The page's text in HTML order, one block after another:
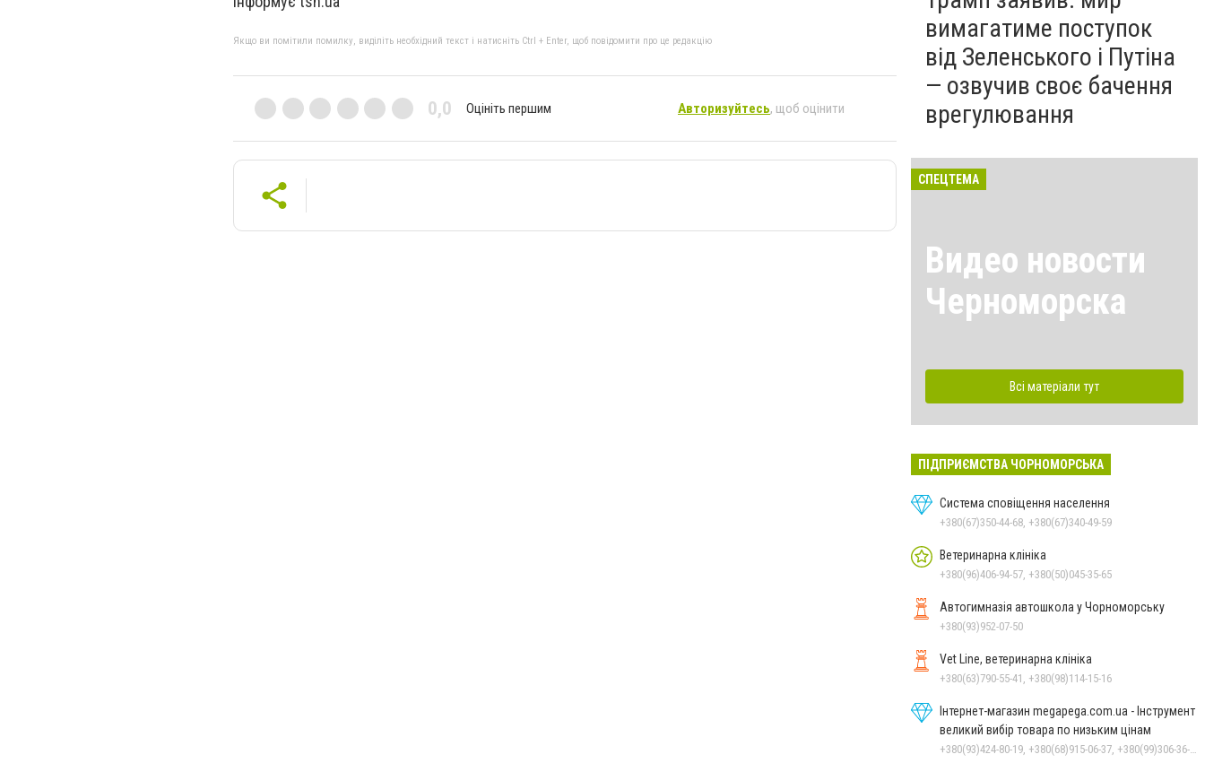
Якщо ви помітили помилку, виділіть необхідний текст і натисніть Ctrl + Enter, щоб повідомити про це редакцію
0,0 Оцініть першим Авторизуйтесь, щоб оцінити
вимагатиме поступок
від Зеленського і Путіна
— озвучив своє бачення
врегулювання
СПЕЦТЕМА
Видео новости
Черноморска
Всі матеріали тут
ПІДПРИЄМСТВА ЧОРНОМОРСЬКА
Система сповіщення населення
+380(67)350-44-68, +380(67)340-49-59
Ветеринарна клініка
+380(96)406-94-57, +380(50)045-35-65
Автогимназія автошкола у Чорноморську
+380(93)952-07-50
Vet Line, ветеринарна клініка
+380(63)790-55-41, +380(98)114-15-16
Інтернет-магазин megapega.com.ua - Інструмент
великий вибір товара по низьким цінам